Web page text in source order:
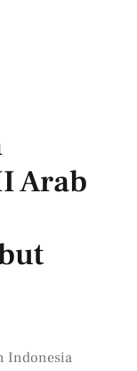
Arab
Indonesia